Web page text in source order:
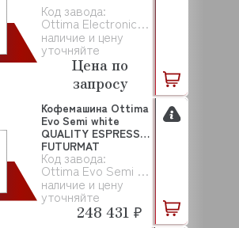
Код завода:
Ottima Electronic 1GR
наличие и цену
уточняйте
Цена по
запросу
Код завода:
Ottima Evo Semi white
наличие и цену
уточняйте
Кофемашина Ottima
Evo Semi white
QUALITY ESPRESSO
FUTURMAT
248 431 ₽